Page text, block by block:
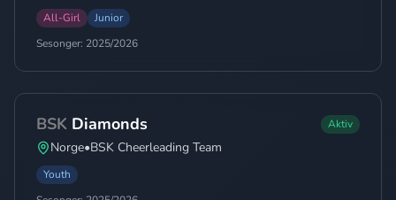
All-Girl
Junior
Sesonger: 2025/2026
BSK Diamonds Aktiv
Norge•BSK Cheerleading Team
Youth